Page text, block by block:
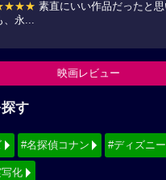
素直にいい作品だったと
、永...
映画レビュー
す
#名探偵コナン #ディズニー
化